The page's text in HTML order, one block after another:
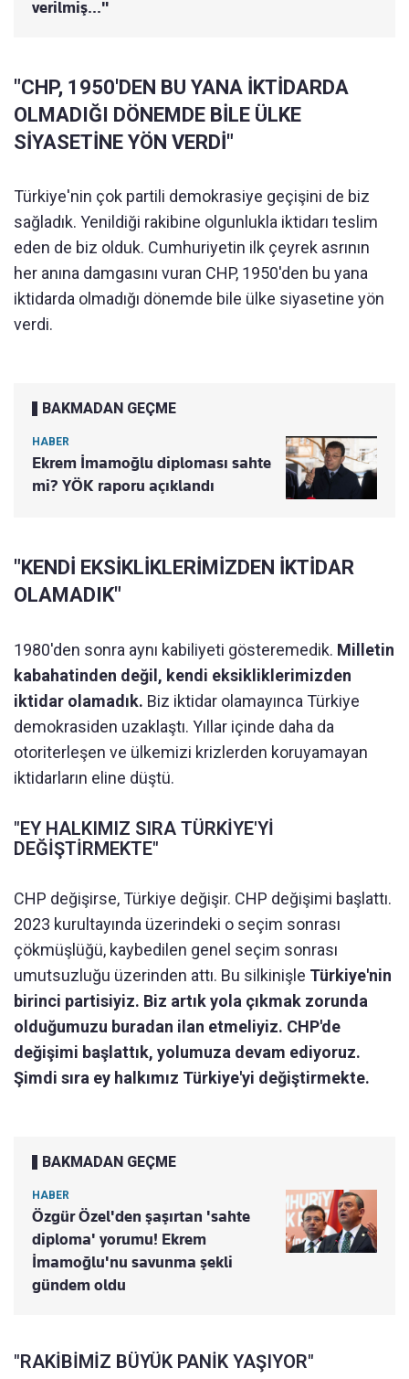
verilmiş..."
"CHP, 1950'DEN BU YANA İKTİDARDA
OLMADIĞI DÖNEMDE BİLE ÜLKE
SİYASETİNE YÖN VERDİ"
Türkiye'nin çok partili demokrasiye geçişini de biz
sağladık. Yenildiği rakibine olgunlukla iktidarı teslim
eden de biz olduk. Cumhuriyetin ilk çeyrek asrının
her anına damgasını vuran CHP, 1950'den bu yana
iktidarda olmadığı dönemde bile ülke siyasetine yön
verdi.
BAKMADAN GEÇME
HABER
Ekrem İmamoğlu diploması sahte
mi? YÖK raporu açıklandı
"KENDİ EKSİKLİKLERİMİZDEN İKTİDAR
OLAMADIK"
1980'den sonra aynı kabiliyeti gösteremedik. Milletin
kabahatinden değil, kendi eksikliklerimizden
iktidar olamadık. Biz iktidar olamayınca Türkiye
demokrasiden uzaklaştı. Yıllar içinde daha da
otoriterleşen ve ülkemizi krizlerden koruyamayan
iktidarların eline düştü.
"EY HALKIMIZ SIRA TÜRKİYE'Yİ
DEĞİŞTİRMEKTE"
CHP değişirse, Türkiye değişir. CHP değişimi başlattı.
2023 kurultayında üzerindeki o seçim sonrası
çökmüşlüğü, kaybedilen genel seçim sonrası
umutsuzluğu üzerinden attı. Bu silkinişle Türkiye'nin
birinci partisiyiz. Biz artık yola çıkmak zorunda
olduğumuzu buradan ilan etmeliyiz. CHP'de
değişimi başlattık, yolumuza devam ediyoruz.
Şimdi sıra ey halkımız Türkiye'yi değiştirmekte.
BAKMADAN GEÇME
HABER
Özgür Özel'den şaşırtan 'sahte
diploma' yorumu! Ekrem
İmamoğlu'nu savunma şekli
gündem oldu
"RAKİBİMİZ BÜYÜK PANİK YAŞIYOR"